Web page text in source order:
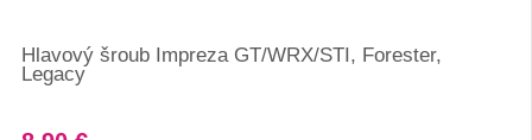
Hlavový šroub Impreza GT/WRX/STI, Forester,
Legacy